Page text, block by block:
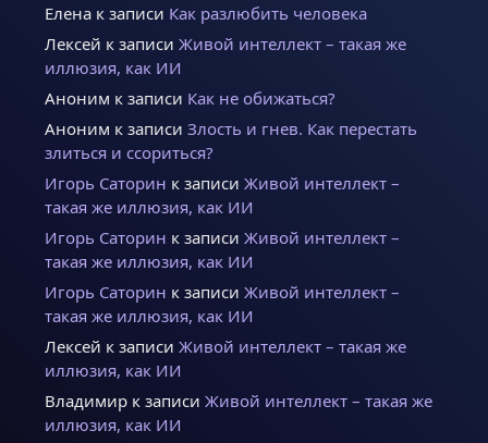
Елена к записи Как разлюбить человека
Лексей к записи Живой интеллект – такая же
иллюзия, как ИИ
Аноним к записи Как не обижаться?
Аноним к записи Злость и гнев. Как перестать
злиться и ссориться?
Игорь Саторин к записи Живой интеллект –
такая же иллюзия, как ИИ
Игорь Саторин к записи Живой интеллект –
такая же иллюзия, как ИИ
Игорь Саторин к записи Живой интеллект –
такая же иллюзия, как ИИ
Лексей к записи Живой интеллект – такая же
иллюзия, как ИИ
Владимир к записи Живой интеллект – такая же
иллюзия, как ИИ